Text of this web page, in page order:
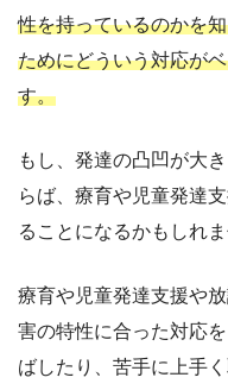
性を持っているのかを
ためにどういう対応が
す。
もし、発達の凸凹が大
らば、療育や児童発達
ることになるかもしれま
療育や児童発達支援や
害の特性に合った対応
ばしたり、苦手に上手